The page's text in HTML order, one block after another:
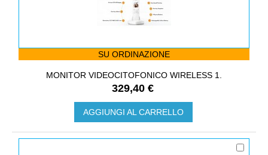
SU ORDINAZIONE
MONITOR VIDEOCITOFONICO WIRELESS 1.
329,40 €
AGGIUNGI AL CARRELLO